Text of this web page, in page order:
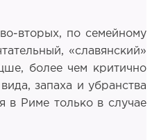
вторых, по семейному
«славянский»
более чем критично
запаха и убранства
в Риме только в случае